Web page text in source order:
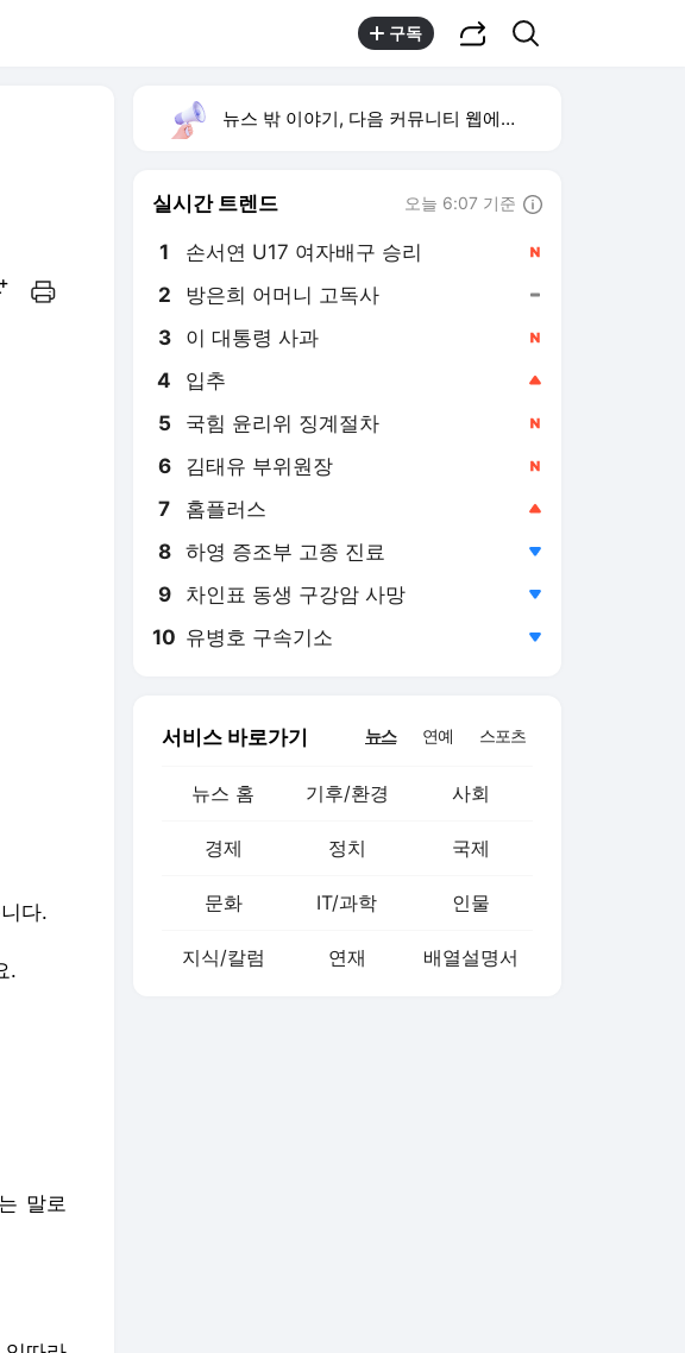
구독
다.
.
말로
뉴스 밖 이야기, 다음 커뮤니티 웹에서 보기
실시간 트렌드 오늘 6:07 기준
1 손서연 U17 여자배구 승리
2 방은희 어머니 고독사
3 이 대통령 사과
4 입추
5 국힘 윤리위 징계절차
6 김태유 부위원장
7 홈플러스
8 하영 증조부 고종 진료
9 차인표 동생 구강암 사망
10 유병호 구속기소
서비스 바로가기 뉴스 연예 스포츠
뉴스 홈 기후/환경 사회
경제 정치 국제
문화 IT/과학 인물
지식/칼럼 연재 배열설명서